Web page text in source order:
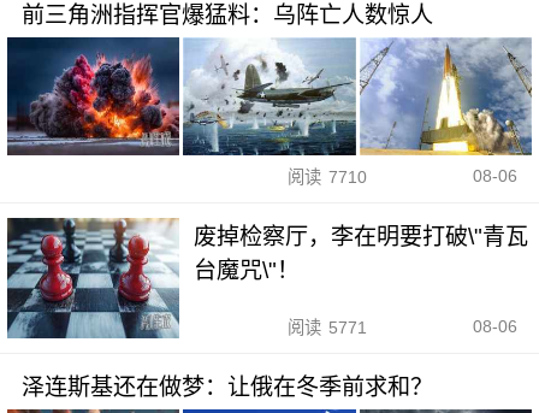
前三角洲指挥官爆猛料：乌阵亡人数惊人
阅读 7710 08-06
废掉检察厅，李在明要打破\"青瓦
台魔咒\"！
阅读 5771 08-06
泽连斯基还在做梦：让俄在冬季前求和？